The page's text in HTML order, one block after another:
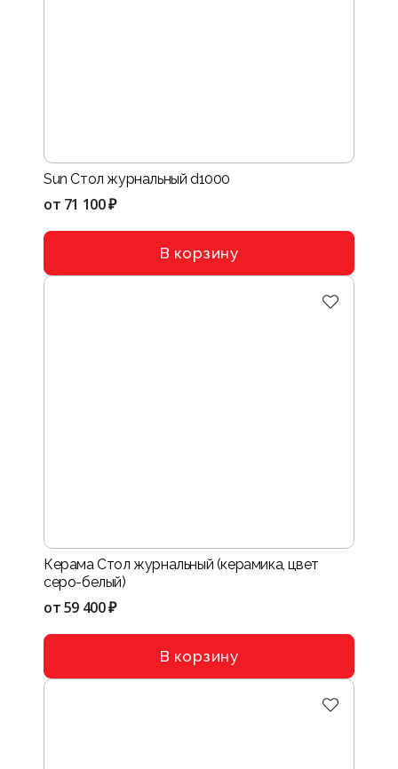
Sun Стол журнальный d1000
от 71 100 ₽
В корзину
Керама Стол журнальный (керамика, цвет
серо-белый)
от59 400 ₽
В корзину